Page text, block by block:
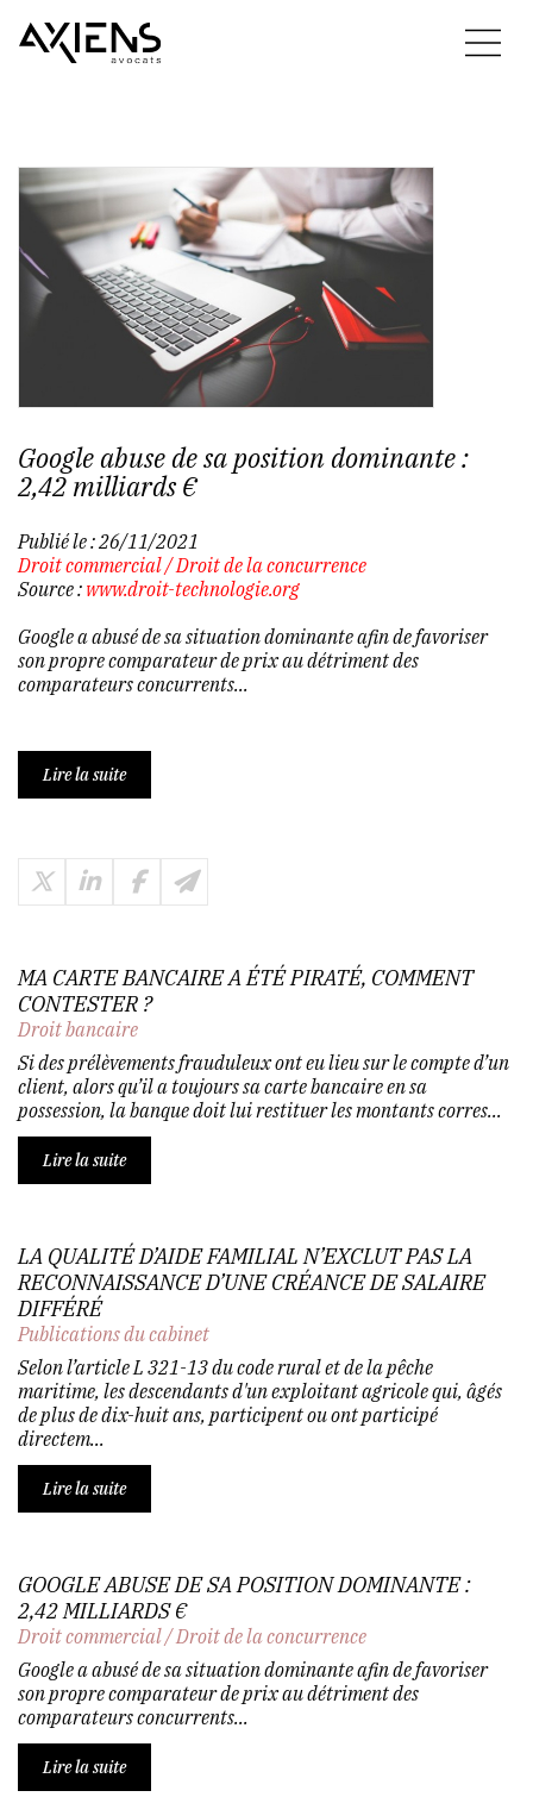
Google abuse de sa position dominante :
2,42 milliards €
Publié le :26/11/2021
Droit commercial/Droit de la concurrence
Source : www.droit-technologie.org
Google a abusé de sa situation dominante afin de favoriser
son propre comparateur de prix au détriment des
comparateurs concurrents...
Lire la suite
MA CARTE BANCAIRE A ÉTÉ PIRATÉ, COMMENT
CONTESTER ?
Droit bancaire
Si des prélèvements frauduleux ont eu lieu sur le compte d’un
client, alors qu’il a toujours sa carte bancaire en sa
possession, la banque doit lui restituer les montants corres...
Lire la suite
LA QUALITÉ D’AIDE FAMILIAL N’EXCLUT PAS LA
RECONNAISSANCE D’UNE CRÉANCE DE SALAIRE
DIFFÉRÉ
Publications du cabinet
Selon l’article L 321-13 du code rural et de la pêche
maritime, les descendants d'un exploitant agricole qui, âgés
de plus de dix-huit ans, participent ou ont participé
directem...
Lire la suite
GOOGLE ABUSE DE SA POSITION DOMINANTE :
2,42 MILLIARDS €
Droit commercial/Droit de la concurrence
Google a abusé de sa situation dominante afin de favoriser
son propre comparateur de prix au détriment des
comparateurs concurrents...
Lire la suite